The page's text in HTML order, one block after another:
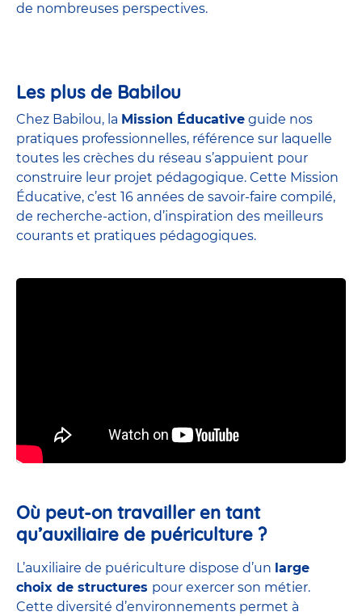
de nombreuses perspectives.
Les plus de Babilou
Chez Babilou, la Mission Éducative guide nos
pratiques professionnelles, référence sur laquelle
toutes les crèches du réseau s’appuient pour
construire leur projet pédagogique. Cette Mission
Éducative, c’est 16 années de savoir-faire compilé,
de recherche-action, d’inspiration des meilleurs
courants et pratiques pédagogiques.
Où peut-on travailler en tant
qu’auxiliaire de puériculture ?
L’auxiliaire de puériculture dispose d’un large
choix de structures pour exercer son métier.
Cette diversité d’environnements permet à